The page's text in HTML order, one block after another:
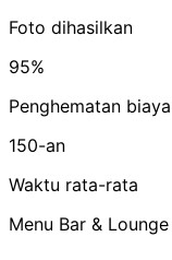
Foto dihasilkan
95%
Penghematan biaya
150-an
Waktu rata-rata
Menu Bar & Lounge